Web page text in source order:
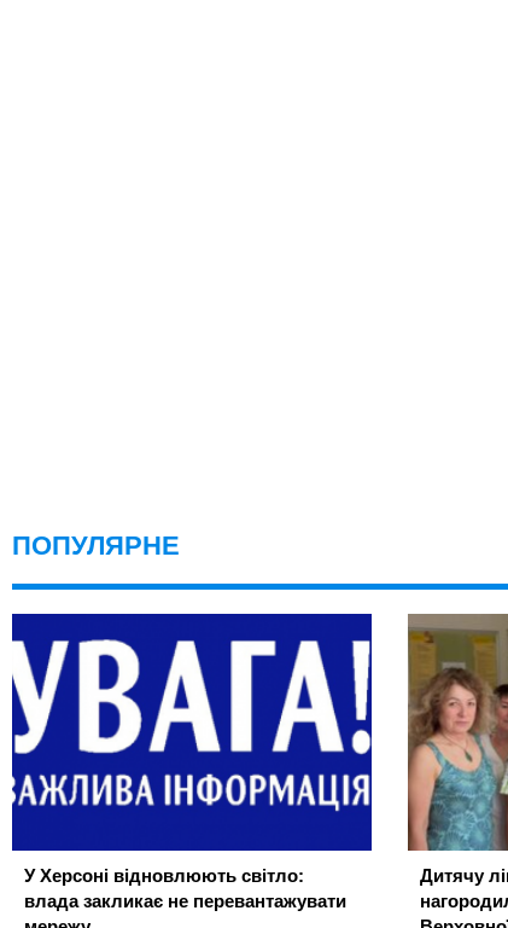
ПОПУЛЯРНЕ
У Херсоні відновлюють світло:
влада закликає не перевантажувати
Дитячу